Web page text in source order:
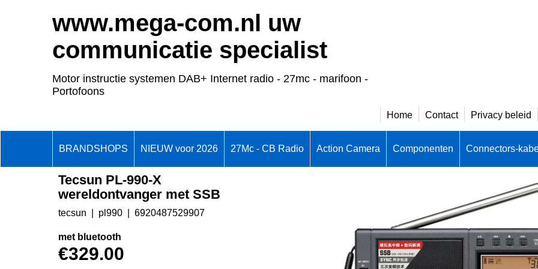
www.mega-com.nl uw
communicatie specialist
Motor instructie systemen DAB+ Internet radio - 27mc - marifoon -
Portofoons
Home Contact Privacy beleid
BRANDSHOPS NIEUW voor 2026 27Mc - CB Radio Action Camera Componenten Connectors-
Tecsun PL-990-X
wereldontvanger met SSB
tecsun pl990 6920487529907
met bluetooth
€329.00